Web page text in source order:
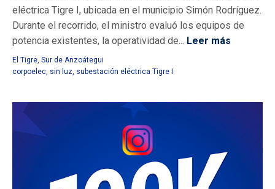
eléctrica Tigre I, ubicada en el municipio Simón Rodríguez.
Durante el recorrido, el ministro evaluó los equipos de
potencia existentes, la operatividad de... Leer más
El Tigre, Sur de Anzoátegui
corpoelec, sin luz, subestación eléctrica Tigre I